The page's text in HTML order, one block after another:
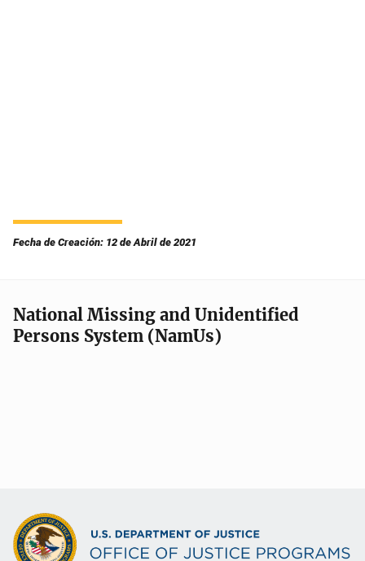
Fecha de Creación: 12 de Abril de 2021
National Missing and Unidentified
Persons System (NamUs)